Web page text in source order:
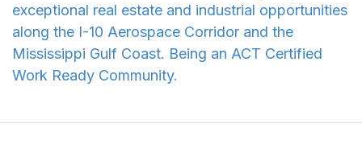
exceptional real estate and industrial opportunities
along the I-10 Aerospace Corridor and the
Mississippi Gulf Coast. Being an ACT Certified
Work Ready Community.